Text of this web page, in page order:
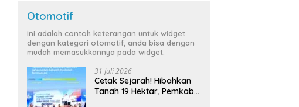
Otomotif
Ini adalah contoh keterangan untuk widget
dengan kategori otomotif, anda bisa dengan
mudah memasukkannya pada widget.
31 Juli 2026
Cetak Sejarah! Hibahkan
Tanah 19 Hektar, Pemkab